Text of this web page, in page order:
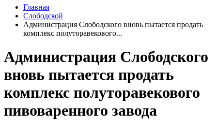
Главная
Слободской
Администрация Слободского вновь пытается продать
комплекс полуторавекового...
Администрация Слободского
вновь пытается продать
комплекс полуторавекового
пивоваренного завода